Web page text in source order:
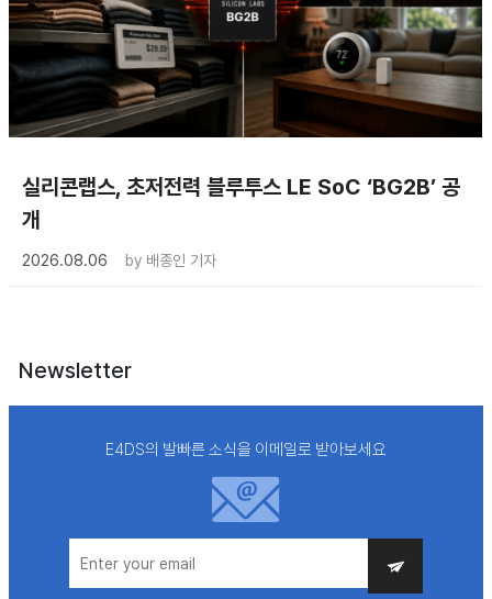
실리콘랩스, 초저전력 블루투스 LE SoC ‘BG2B’ 공
개
2026.08.06 by 배종인 기자
Newsletter
E4DS의 발빠른 소식을 이메일로 받아보세요